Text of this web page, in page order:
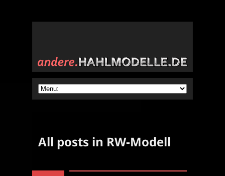
All posts in RW-Modell